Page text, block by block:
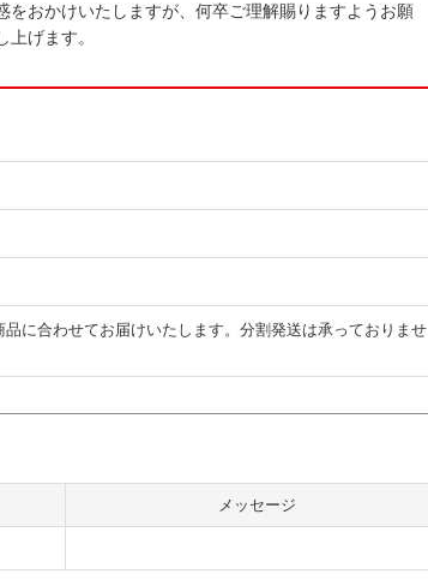
をおかけいたしますが、何卒ご理解賜りますようお願
上げます。
に合わせてお届けいたします。分割発送は承っておりませ
メッセージ